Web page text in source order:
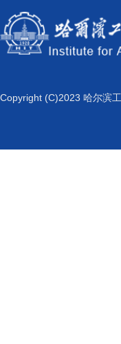
Copyright (C)2023 哈尔滨